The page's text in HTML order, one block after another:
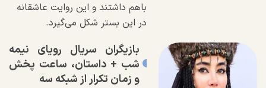
باهم داشتند و این روایت عاشقانه
در این بستر شکل می‌گیرد.
بازیگران سریال رویای نیمه
شب + داستان، ساعت پخش
و زمان تکرار از شبکه سه